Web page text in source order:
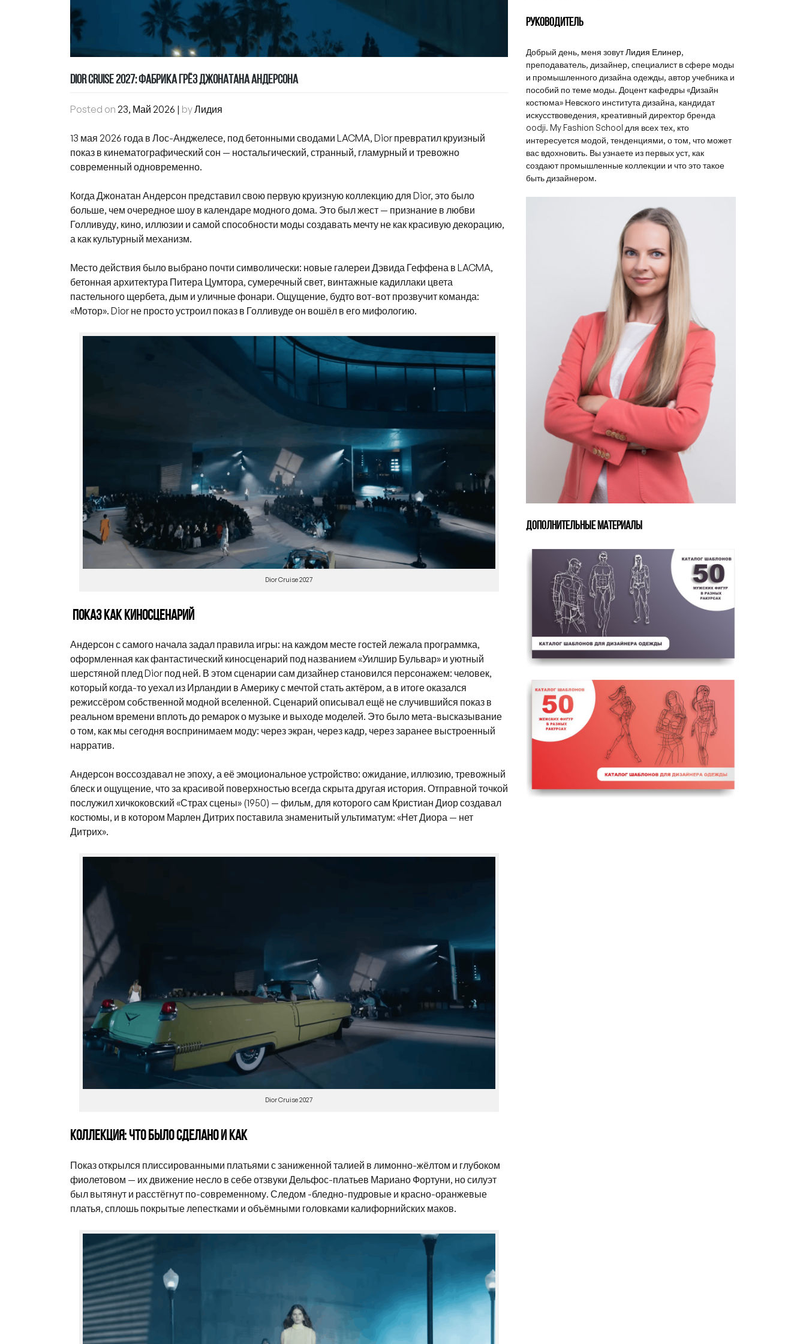
DIOR CRUISE 2027: ФАБРИКА ГРЁЗ ДЖОНАТАНА АНДЕРСОНА
Posted on 23, Май 2026 | byЛидия
13 мая 2026 года в Лос-Анджелесе, под бетонными сводами LACMA, Dior превратил круизный
показ в кинематографический сон — ностальгический, странный, гламурный и тревожно
современный одновременно.
Когда Джонатан Андерсон представил свою первую круизную коллекцию для Dior, это было
больше, чем очередное шоу в календаре модного дома. Это был жест — признание в любви
Голливуду, кино, иллюзии и самой способности моды создавать мечту не как красивую декорацию,
а как культурный механизм.
Место действия было выбрано почти символически: новые галереи Дэвида Геффена в LACMA,
бетонная архитектура Питера Цумтора, сумеречный свет, винтажные кадиллаки цвета
пастельного щербета, дым и уличные фонари. Ощущение, будто вот-вот прозвучит команда:
«Мотор». Dior не просто устроил показ в Голливуде он вошёл в его мифологию.
Dior Cruise 2027
Показ как киносценарий
Андерсон с самого начала задал правила игры: на каждом месте гостей лежала программка,
оформленная как фантастический киносценарий под названием «Уилшир Бульвар» и уютный
шерстяной плед Dior под ней. В этом сценарии сам дизайнер становился персонажем: человек,
который когда-то уехал из Ирландии в Америку с мечтой стать актёром, а в итоге оказался
режиссёром собственной модной вселенной. Сценарий описывал ещё не случившийся показ в
реальном времени вплоть до ремарок о музыке и выходе моделей. Это было мета-высказывание
о том, как мы сегодня воспринимаем моду: через экран, через кадр, через заранее выстроенный
нарратив.
Андерсон воссоздавал не эпоху, а её эмоциональное устройство: ожидание, иллюзию, тревожный
блеск и ощущение, что за красивой поверхностью всегда скрыта другая история. Отправной точкой
послужил хичкоковский «Страх сцены» (1950) — фильм, для которого сам Кристиан Диор создавал
костюмы, и в котором Марлен Дитрих поставила знаменитый ультиматум: «Нет Диора — нет
Дитрих».
Dior Cruise 2027
Коллекция: что было сделано и как
Показ открылся плиссированными платьями с заниженной талией в лимонно-жёлтом и глубоком
фиолетовом — их движение несло в себе отзвуки Дельфос-платьев Мариано Фортуни, но силуэт
был вытянут и расстёгнут по-современному. Следом -бледно-пудровые и красно-оранжевые
платья, сплошь покрытые лепестками и объёмными головками калифорнийских маков.
РУКОВОДИТЕЛЬ
Добрый день, меня зовутЛидия Елинер,
преподаватель, дизайнер, специалист в сфере моды
и промышленного дизайна одежды, автор учебника и
пособий по теме моды. Доцент кафедры «Дизайн
костюма» Невского института дизайна, кандидат
искусствоведения, креативный директор бренда
oodji. My Fashion School для всех тех, кто
интересуется модой, тенденциями, о том, что может
вас вдохновить. Вы узнаете из первых уст, как
создают промышленные коллекции и что это такое
быть дизайнером.
ДОПОЛНИТЕЛЬНЫЕ МАТЕРИАЛЫ